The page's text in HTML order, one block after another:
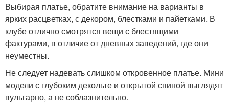
Выбирая платье, обратите внимание на варианты в
ярких расцветках, с декором, блестками и пайетками. В
клубе отлично смотрятся вещи с блестящими
фактурами, в отличие от дневных заведений, где они
неуместны.
Не следует надевать слишком откровенное платье. Мини
модели с глубоким декольте и открытой спиной выглядят
вульгарно, а не соблазнительно.